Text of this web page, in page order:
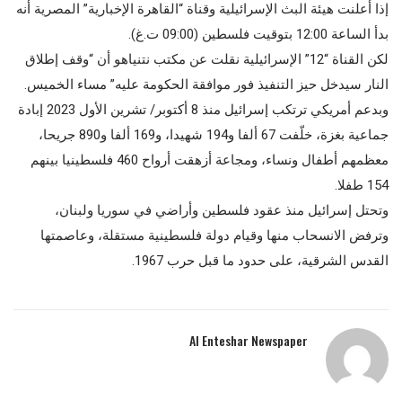
إذا أعلنت هيئة البث الإسرائيلية وقناة “القاهرة الإخبارية” المصرية أنه
بدأ الساعة 12:00 بتوقيت فلسطين (09:00 ت.غ).
لكن القناة “12” الإسرائيلية نقلت عن مكتب نتنياهو أن “وقف إطلاق
النار سيدخل حيز التنفيذ فور موافقة الحكومة عليه” مساء الخميس.
وبدعم أمريكي ترتكب إسرائيل منذ 8 أكتوبر/ تشرين الأول 2023 إبادة
جماعية بغزة، خلّفت 67 ألفا و194 شهيدا، و169 ألفا و890 جريحا،
معظمهم أطفال ونساء، ومجاعة أزهقت أرواح 460 فلسطينيا بينهم
154 طفلا.
وتحتل إسرائيل منذ عقود فلسطين وأراضي في سوريا ولبنان،
وترفض الانسحاب منها وقيام دولة فلسطينية مستقلة، وعاصمتها
القدس الشرقية، على حدود ما قبل حرب 1967.
Al Enteshar Newspaper